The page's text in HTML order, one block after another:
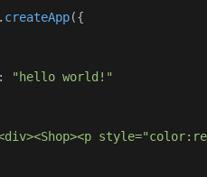
. createApp({
:
"hello world!"